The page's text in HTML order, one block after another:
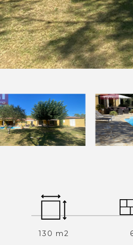
130 m2